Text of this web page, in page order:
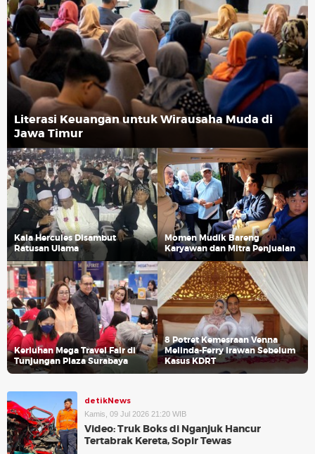
Literasi Keuangan untuk Wirausaha Muda di
Jawa Timur
Kala Hercules Disambut
Ratusan Ulama
Momen Mudik Bareng
Karyawan dan Mitra Penjualan
Keriuhan Mega Travel Fair di
Tunjungan Plaza Surabaya
8 Potret Kemesraan Venna
Melinda-Ferry Irawan Sebelum
Kasus KDRT
detikNews
Kamis, 09 Jul 2026 21:20 WIB
Video: Truk Boks di Nganjuk Hancur
Tertabrak Kereta, Sopir Tewas